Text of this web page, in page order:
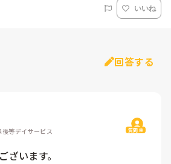
いいね
回答する
等デイサービス 質問主
ざいます。